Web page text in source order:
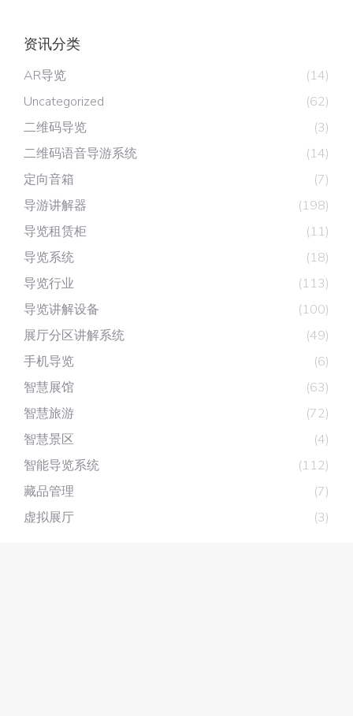
资讯分类
AR导览
(14)
Uncategorized
(62)
二维码导览
(3)
二维码语音导游系统
(14)
定向音箱
(7)
导游讲解器
(198)
导览租赁柜
(11)
导览系统
(18)
导览行业
(113)
导览讲解设备
(100)
展厅分区讲解系统
(49)
手机导览
(6)
智慧展馆
(63)
智慧旅游
(72)
智慧景区
(4)
智能导览系统
(112)
藏品管理
(7)
虚拟展厅
(3)